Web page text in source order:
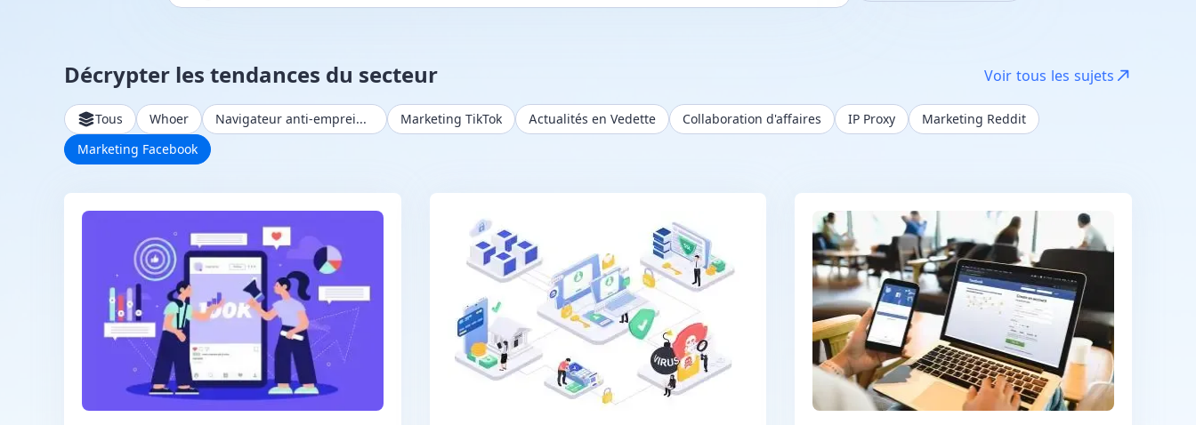
Dernières 24 heures
Dernière semaine
Décrypter les tendances du secteur Voir tous les sujets
Tous Whoer Navigateur anti-empreinte Marketing TikTok Actualités en Vedette Collaboration d'affaires IP Proxy
Marketing Reddit
Marketing Facebook